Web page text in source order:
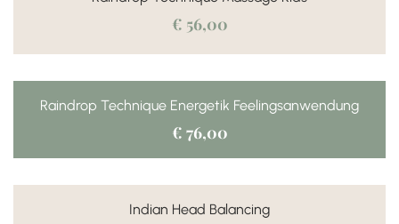
€ 56,00
Raindrop Technique Energetik Feelingsanwendung
€ 76,00
Indian Head Balancing